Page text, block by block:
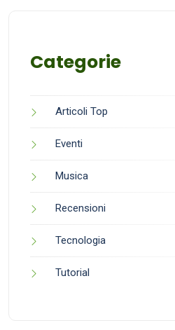
Categorie
Articoli Top
Eventi
Musica
Recensioni
Tecnologia
Tutorial